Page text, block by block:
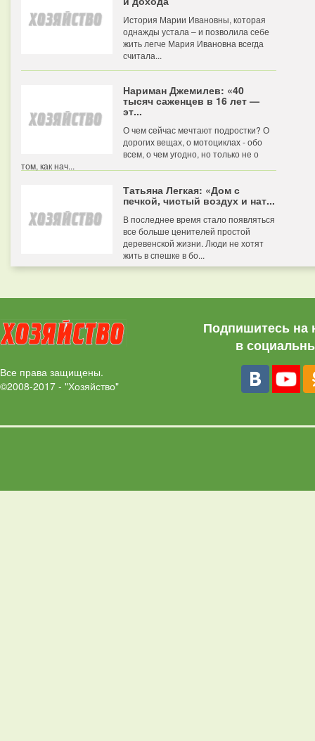
История Марии Ивановны, которая
однажды устала – и позволила себе
жить легче Мария Ивановна всегда
считала...
Нариман Джемилев: «40
тысяч саженцев в 16 лет —
эт...
О чем сейчас мечтают подростки? О
дорогих вещах, о мотоциклах - обо
всем, о чем угодно, но только не о
том, как нач...
Татьяна Легкая: «Дом с
печкой, чистый воздух и нат...
В последнее время стало появляться
все больше ценителей простой
деревенской жизни. Люди не хотят
жить в спешке в бо...
Все права защищены.
©2008-2017 - "Хозяйство"
Подпишитесь на
в